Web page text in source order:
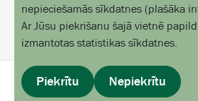
nepieciešamās sīkdatnes (plašāka
Ar Jūsu piekrišanu šajā vietnē
izmantotas statistikas sīkdatnes.
Piekrītu Nepiekrītu